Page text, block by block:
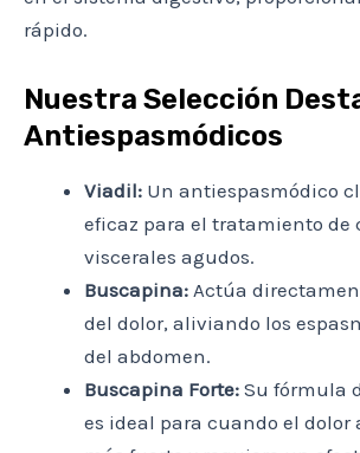
rápido.
Nuestra Selección
Antiespasmódicos
Viadil: Un antiespasmódico
eficaz para el tratamiento de
viscerales agudos.
Buscapina: Actúa
del dolor, aliviando los
del abdomen.
Buscapina Forte: Su fórmula
es ideal para cuando el dolor